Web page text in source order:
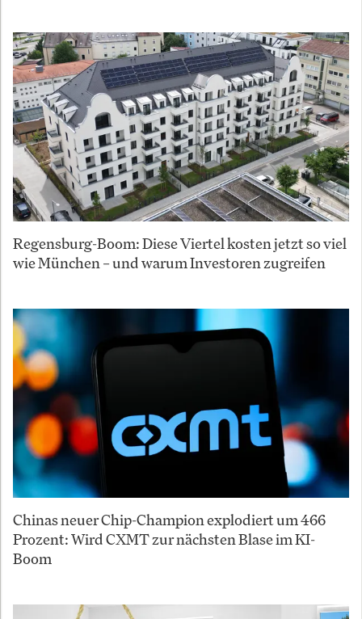
Regensburg-Boom: Diese Viertel kosten jetzt so viel
wie München – und warum Investoren zugreifen
Chinas neuer Chip-Champion explodiert um 466
Prozent: Wird CXMT zur nächsten Blase im KI-
Boom